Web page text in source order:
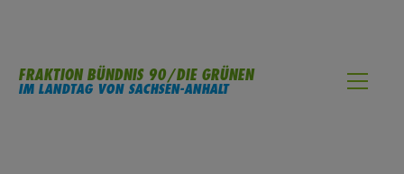
FRAKTION BÜNDNIS 90/DIE GRÜNEN
IM LANDTAG VON SACHSEN-ANHALT